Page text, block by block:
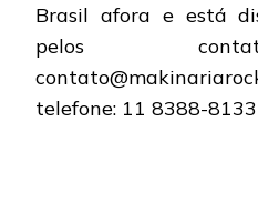
Brasil afora e está
pelos
telefone: 11 8388-8133